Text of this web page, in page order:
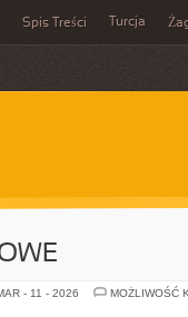
Spis Treści Turcja
- 11 - 2026
MOŻLIWOŚĆ